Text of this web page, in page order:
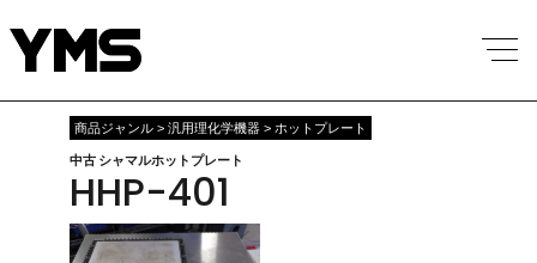
商品ジャンル > 汎用理化学機器 > ホットプレート
中古 シャマルホットプレート
HHP-401